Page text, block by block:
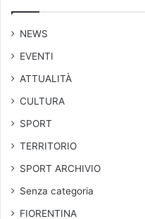
NEWS
EVENTI
ATTUALITÀ
CULTURA
SPORT
TERRITORIO
SPORT ARCHIVIO
Senza categoria
FIORENTINA